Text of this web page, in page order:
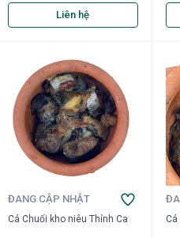
Liên hệ
ĐANG CẬP NHẬT
Cá Chuối kho niêu Thỉnh Ca